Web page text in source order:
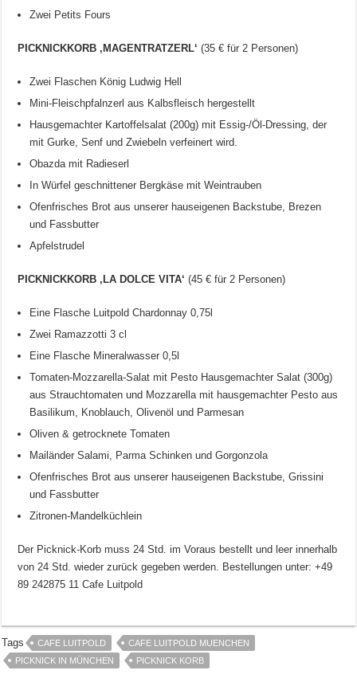
Zwei Petits Fours
PICKNICKKORB ‚MAGENTRATZERL‘(35 € für 2 Personen)
Zwei Flaschen König Ludwig Hell
Mini-Fleischpfalnzerl aus Kalbsfleisch hergestellt
Hausgemachter Kartoffelsalat (200g) mit Essig-/Öl-Dressing, der
mit Gurke, Senf und Zwiebeln verfeinert wird.
Obazda mit Radieserl
In Würfel geschnittener Bergkäse mit Weintrauben
Ofenfrisches Brot aus unserer hauseigenen Backstube, Brezen
und Fassbutter
Apfelstrudel
PICKNICKKORB ‚LA DOLCE VITA‘(45 € für 2 Personen)
Eine Flasche Luitpold Chardonnay 0,75l
Zwei Ramazzotti 3 cl
Eine Flasche Mineralwasser 0,5l
Tomaten-Mozzarella-Salat mit Pesto Hausgemachter Salat (300g)
aus Strauchtomaten und Mozzarella mit hausgemachter Pesto aus
Basilikum, Knoblauch, Olivenöl und Parmesan
Oliven & getrocknete Tomaten
Mailänder Salami, Parma Schinken und Gorgonzola
Ofenfrisches Brot aus unserer hauseigenen Backstube, Grissini
und Fassbutter
Zitronen-Mandelküchlein
Der Picknick-Korb muss 24 Std. im Voraus bestellt und leer innerhalb
von 24 Std. wieder zurück gegeben werden. Bestellungen unter: +49
89 242875 11 Cafe Luitpold
Tags CAFE LUITPOLD
CAFE LUITPOLD MUENCHEN
PICKNICK IN MÜNCHEN
PICKNICK KORB